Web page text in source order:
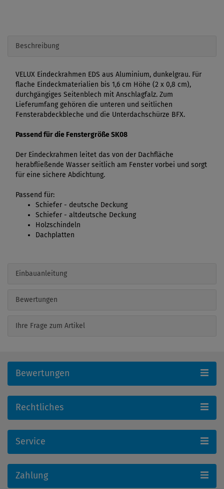
Beschreibung
VELUX Eindeckrahmen EDS aus Aluminium, dunkelgrau. Für
flache Eindeckmaterialien bis 1,6 cm Höhe (2 x 0,8 cm),
durchgängiges Seitenblech mit Anschlagfalz. Zum
Lieferumfang gehören die unteren und seitlichen
Fensterabdeckbleche und die Unterdachschürze BFX.
Passend für die Fenstergröße SK08
Der Eindeckrahmen leitet das von der Dachfläche
herabfließende Wasser seitlich am Fenster vorbei und sorgt
für eine sichere Abdichtung.
Passend für:
Schiefer - deutsche Deckung
Schiefer - altdeutsche Deckung
Holzschindeln
Dachplatten
Einbauanleitung
Bewertungen
Ihre Frage zum Artikel
Bewertungen
Rechtliches
Service
Zahlung